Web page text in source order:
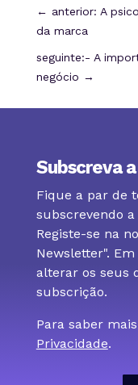
← anterior: A
da marca
seguinte:- A
negócio →
Subscreva
Fique a par de
subscrevendo
Registe-se na
Newsletter".
alterar os seus
subscrição.
Para saber
Privacidade.